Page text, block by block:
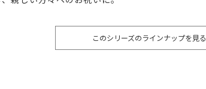
このシリーズのラインナップを見る